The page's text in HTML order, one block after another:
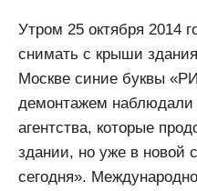
Утром 25 октября 2014
снимать с крыши
Москве синие буквы
демонтажем
агентства, которые
здании, но уже в новой
сегодня».